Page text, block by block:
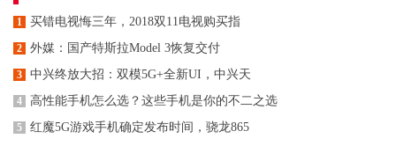
1 买错电视悔三年，2018双11电视购买指
2 外媒：国产特斯拉Model 3恢复交付
3 中兴终放大招：双模5G+全新UI，中兴天
4 高性能手机怎么选？这些手机是你的不二之选
5 红魔5G游戏手机确定发布时间，骁龙865